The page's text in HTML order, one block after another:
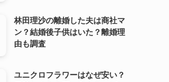
林田理沙の離婚した夫は商社マ
ン？結婚後子供はいた？離婚理
由も調査
ユニクロフラワーはなぜ安い？